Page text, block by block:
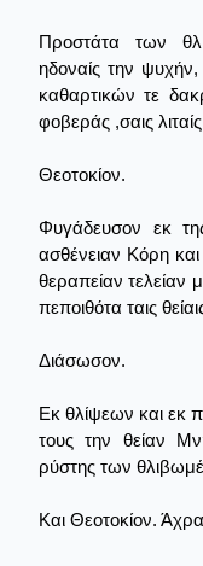
Προστάτα των
ηδοναίς την
καθαρτικών τε
φοβεράς ,σαις
Θεοτοκίον.
Φυγάδευσον εκ
ασθένειαν Κόρη
θεραπείαν τελείαν
πεποιθότα ταις
Διάσωσον.
Εκ θλίψεων και εκ
τους την θείαν
ρύστης των
Και Θεοτοκίον.